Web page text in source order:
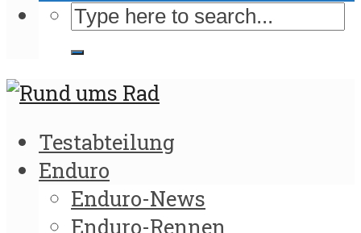
Testabteilung
Enduro
Enduro-News
Enduro-Rennen